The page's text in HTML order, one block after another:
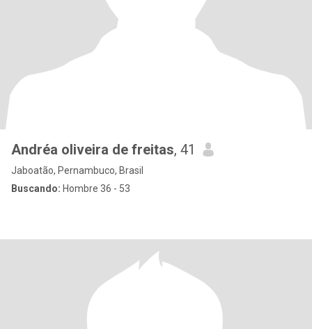
Andréa oliveira de freitas, 41
Jaboatão, Pernambuco, Brasil
Buscando: Hombre 36 - 53